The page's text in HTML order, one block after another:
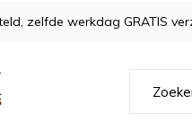
zelfde werkdag GRATIS